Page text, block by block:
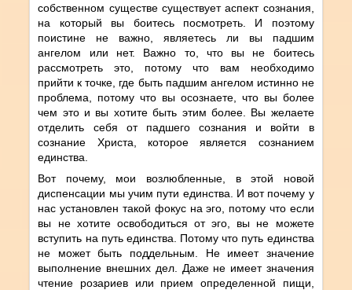
собственном существе существует аспект сознания,
на который вы боитесь посмотреть. И поэтому
поистине не важно, являетесь ли вы падшим
ангелом или нет. Важно то, что вы не боитесь
рассмотреть это, потому что вам необходимо
прийти к точке, где быть падшим ангелом истинно не
проблема, потому что вы осознаете, что вы более
чем это и вы хотите быть этим более. Вы желаете
отделить себя от падшего сознания и войти в
сознание Христа, которое является сознанием
единства.
Вот почему, мои возлюбленные, в этой новой
диспенсации мы учим пути единства. И вот почему у
нас установлен такой фокус на эго, потому что если
вы не хотите освободиться от эго, вы не можете
вступить на путь единства. Потому что путь единства
не может быть поддельным. Не имеет значение
выполнение внешних дел. Даже не имеет значения
чтение розариев или прием определенной пищи,